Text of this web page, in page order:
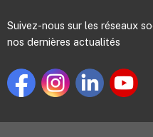
Suivez-nous sur les réseaux
nos dernières actualités